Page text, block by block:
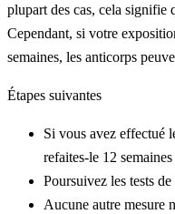
plupart des cas, cela signifie
Cependant, si votre
semaines, les anticorps
Étapes suivantes
Si vous avez effectué
refaites-le 12
Poursuivez les tests
Aucune autre mesure